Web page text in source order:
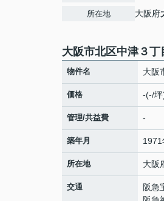
所在地 大阪府
大阪市北区中津３
物件名 大阪
価格 -(-/坪
管理/共益費 -
築年月 1971
所在地 大阪
交通 阪急